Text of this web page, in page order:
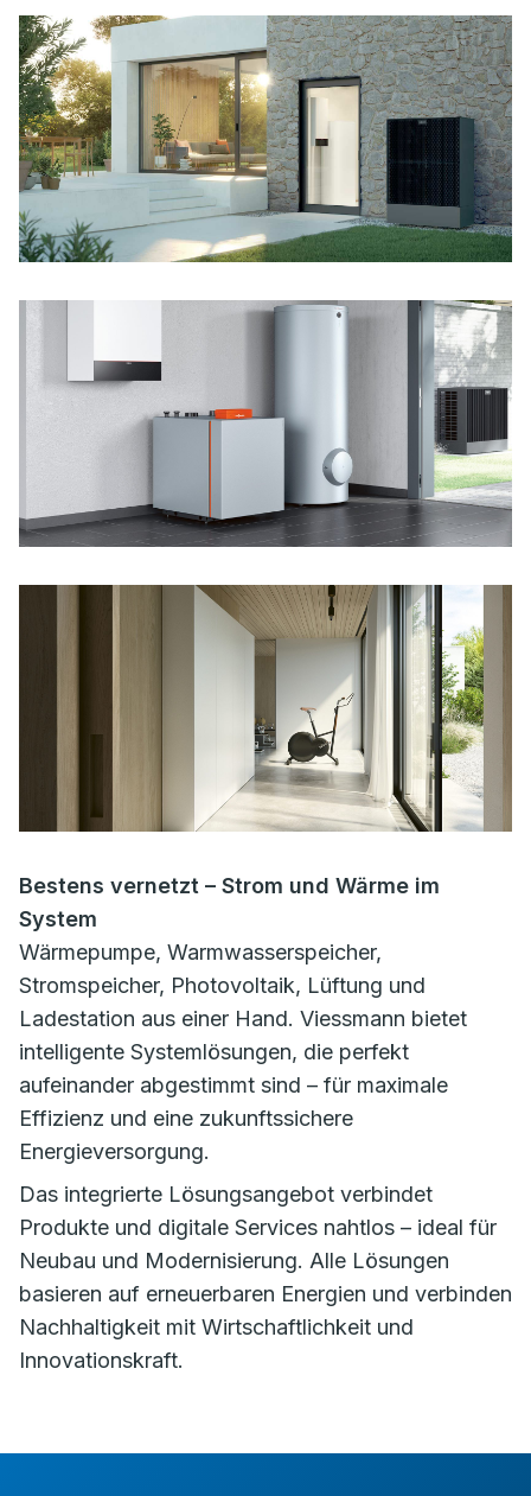
Bestens vernetzt – Strom und Wärme im
System
Wärmepumpe, Warmwasserspeicher,
Stromspeicher, Photovoltaik, Lüftung und
Ladestation aus einer Hand. Viessmann bietet
intelligente Systemlösungen, die perfekt
aufeinander abgestimmt sind – für maximale
Effizienz und eine zukunftssichere
Energieversorgung.
Das integrierte Lösungsangebot verbindet
Produkte und digitale Services nahtlos – ideal für
Neubau und Modernisierung. Alle Lösungen
basieren auf erneuerbaren Energien und verbinden
Nachhaltigkeit mit Wirtschaftlichkeit und
Innovationskraft.